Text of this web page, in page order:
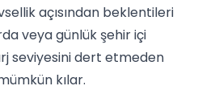
açısından beklentileri
veya günlük şehir içi
seviyesini dert etmeden
kılar.